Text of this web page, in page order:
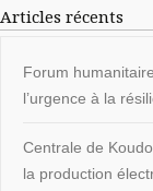
Articles récents
Forum
l’urgence à la
Centrale de
la production